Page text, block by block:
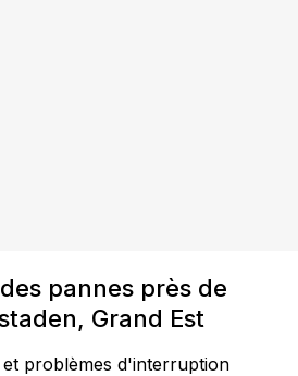
pannes près de
Grand Est
problèmes d'interruption